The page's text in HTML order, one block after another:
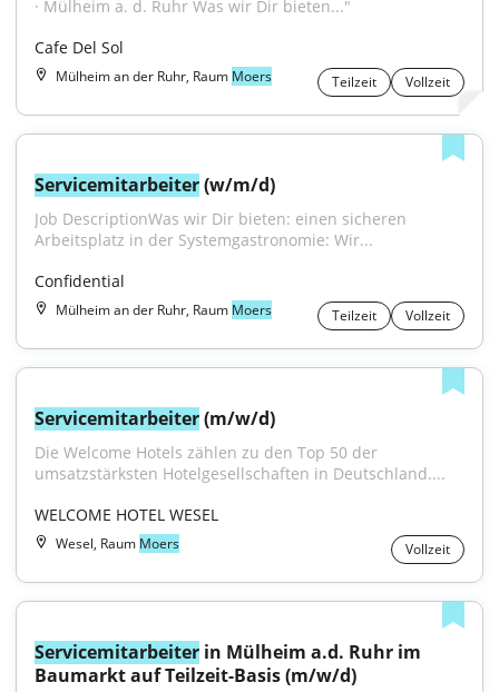
· Mülheim a. d. Ruhr Was wir Dir bieten..."
Cafe Del Sol
Mülheim an der Ruhr, Raum Moers Teilzeit Vollzeit
Servicemitarbeiter (w/m/d)
Job DescriptionWas wir Dir bieten: einen sicheren
Arbeitsplatz in der Systemgastronomie: Wir...
Confidential
Mülheim an der Ruhr, Raum Moers Teilzeit Vollzeit
Servicemitarbeiter (m/w/d)
Die Welcome Hotels zählen zu den Top 50 der
umsatzstärksten Hotelgesellschaften in Deutschland....
WELCOME HOTEL WESEL
Wesel, Raum Moers Vollzeit
Servicemitarbeiter in Mülheim a.d. Ruhr im
Baumarkt auf Teilzeit-Basis (m/w/d)